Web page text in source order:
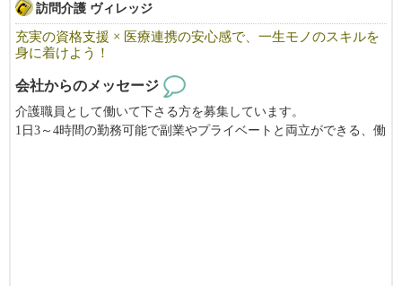
訪問介護 ヴィレッジ
充実の資格支援 × 医療連携の安心感で、一生モノのスキルを
身に着けよう！
会社からのメッセージ
介護職員として働いて下さる方を募集しています。
1日3～4時間の勤務可能で副業やプライベートと両立ができる、働